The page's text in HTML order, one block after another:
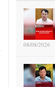
08/08/2026